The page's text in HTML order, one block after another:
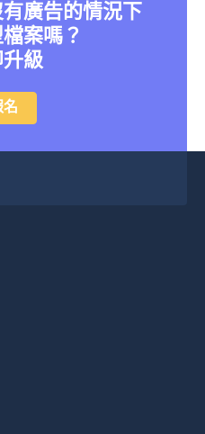
廣告的情況下
案嗎？
級
名